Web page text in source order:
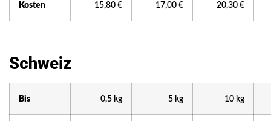
Kosten 15,80 € 17,00 € 20,30 €
Schweiz
Bis 0,5 kg 5 kg 10 kg